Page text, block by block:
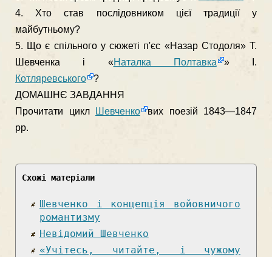
4. Хто став послідовником цієї традиції у
майбутньому?
5. Що є спільного у сюжеті п'єс «Назар Стодоля» Т.
Шевченка і «Наталка Полтавка
» І.
Котляревського
?
ДОМАШНЄ ЗАВДАННЯ
Прочита­ти цикл
Шевченко
вих поезій 1843—1847
рр.
Схожі матеріали
Шевченко і концепція войовничого
романтизму
Невідомий Шевченко
«Учітесь, читайте, і чужому